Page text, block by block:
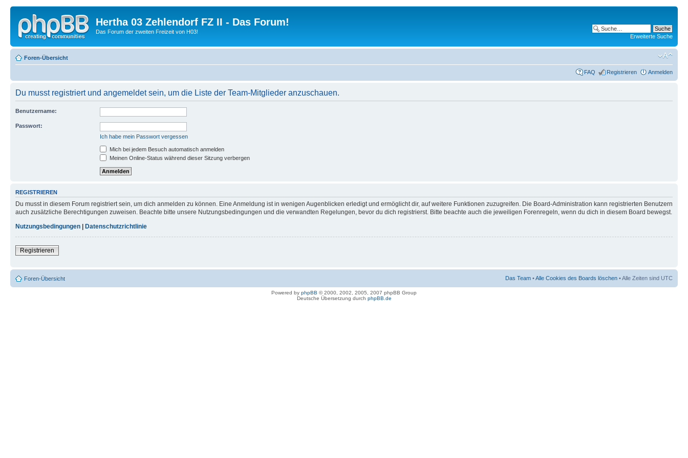
Hertha 03 Zehlendorf FZ II - Das Forum!
Das Forum der zweiten Freizeit von H03!
Erweiterte Suche
Foren-Übersicht
FAQ Registrieren Anmelden
Du musst registriert und angemeldet sein, um die Liste der Team-Mitglieder anzuschauen.
Benutzername:
Passwort:
Ich habe mein Passwort vergessen
Mich bei jedem Besuch automatisch anmelden
Meinen Online-Status während dieser Sitzung verbergen
REGISTRIEREN
Du musst in diesem Forum registriert sein, um dich anmelden zu können. Eine Anmeldung ist in wenigen Augenblicken erledigt und ermöglicht dir, auf weitere Funktionen zuzugreifen. Die Board-Administration kann registrierten Benutzern
auch zusätzliche Berechtigungen zuweisen. Beachte bitte unsere Nutzungsbedingungen und die verwandten Regelungen, bevor du dich registrierst. Bitte beachte auch die jeweiligen Forenregeln, wenn du dich in diesem Board bewegst.
Nutzungsbedingungen
Datenschutzrichtlinie
Registrieren
Foren-Übersicht Das Team •Alle Cookies des Boards löschen • Alle Zeiten sind UTC
Powered by phpBB © 2000, 2002, 2005, 2007 phpBB Group
Deutsche Übersetzung durch phpBB.de